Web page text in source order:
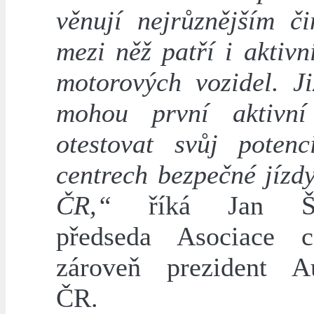
věnují nejrůznějším
mezi něž patří i
motorových vozidel.
mohou první
otestovat svůj
centrech bezpečné
ČR,“ říká Jan
předseda Asociace
zároveň prezident
ČR.